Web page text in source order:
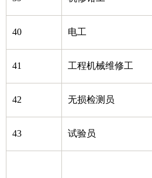
40 电工
41 工程机械维修工
42 无损检测员
43 试验员